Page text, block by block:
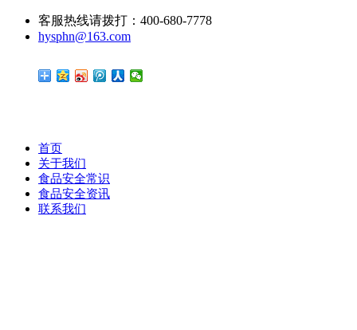
客服热线请拨打：400-680-7778
hysphn@163.com
首页
关于我们
食品安全常识
食品安全资讯
联系我们